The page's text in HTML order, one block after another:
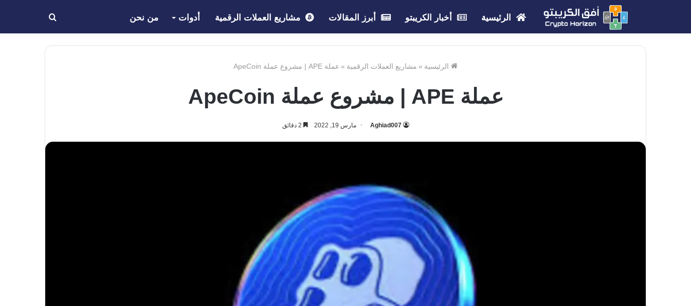
الرئيسية أخبار الكريبتو أبرز المقالات مشاريع العملات الرقمية أدوات من نحن بحث
عن
الرئيسية » مشاريع العملات الرقمية » عملة APE | مشروع عملة ApeCoin
عملة APE | مشروع عملة ApeCoin
Aghiad007 مارس 19, 2022